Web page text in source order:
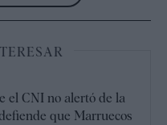
el CNI no alertó de la
que Marruecos